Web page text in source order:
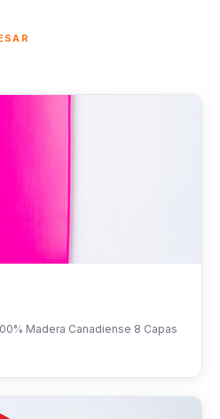
Madera Canadiense 8 Capas